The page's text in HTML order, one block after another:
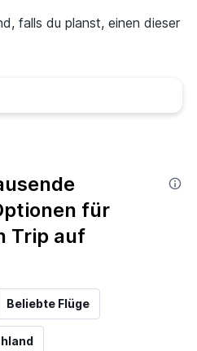
falls du planst, einen dieser
für
Trip auf
Beliebte Flüge